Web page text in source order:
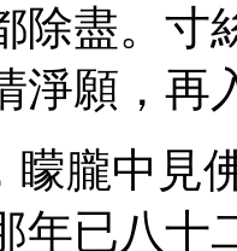
除盡。寸
淨願，再
矇朧中見
年已八十